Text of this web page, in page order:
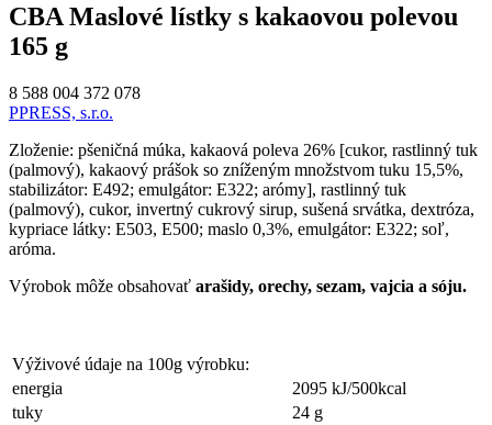
CBA Maslové lístky s kakaovou polevou
165 g
8 588 004 372 078
PPRESS, s.r.o.
Zloženie: pšeničná múka, kakaová poleva 26% [cukor, rastlinný tuk
(palmový), kakaový prášok so zníženým množstvom tuku 15,5%,
stabilizátor: E492; emulgátor: E322; arómy], rastlinný tuk
(palmový), cukor, invertný cukrový sirup, sušená srvátka, dextróza,
kypriace látky: E503, E500; maslo 0,3%, emulgátor: E322; soľ,
aróma.
Výrobok môže obsahovať arašidy, orechy, sezam, vajcia a sóju.
Výživové údaje na 100g výrobku:
energia
2095 kJ/500kcal
tuky
24 g